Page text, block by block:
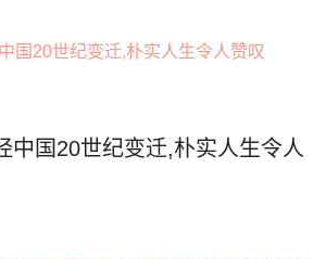
中国20世纪变迁,朴实人生令人